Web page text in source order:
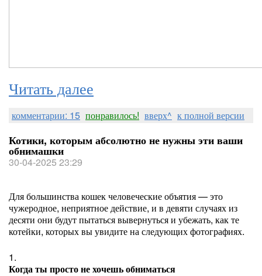
Читать далее
комментарии: 15 понравилось! вверх^ к полной версии
Котики, которым абсолютно не нужны эти ваши
обнимашки
30-04-2025 23:29
Для большинства кошек человеческие объятия — это
чужеродное, неприятное действие, и в девяти случаях из
десяти они будут пытаться вывернуться и убежать, как те
котейки, которых вы увидите на следующих фотографиях.
1.
Когда ты просто не хочешь обниматься